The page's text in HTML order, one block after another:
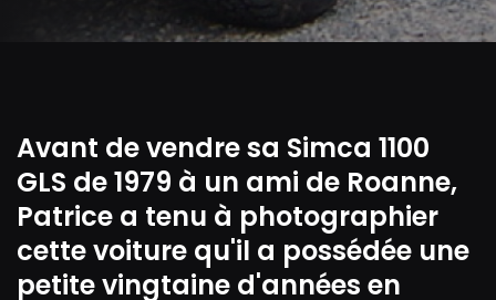
Avant de vendre sa Simca 1100
GLS de 1979 à un ami de Roanne,
Patrice a tenu à photographier
cette voiture qu'il a possédée une
petite vingtaine d'années en